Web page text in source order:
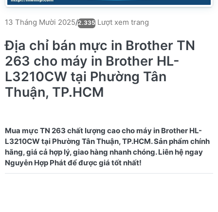
13 Tháng Mười 2025/2.335 Lượt xem trang
Địa chỉ bán mực in Brother TN
263 cho máy in Brother HL-
L3210CW tại Phường Tân
Thuận, TP.HCM
Mua mực TN 263 chất lượng cao cho máy in Brother HL-
L3210CW tại Phường Tân Thuận, TP.HCM. Sản phẩm chính
hãng, giá cả hợp lý, giao hàng nhanh chóng. Liên hệ ngay